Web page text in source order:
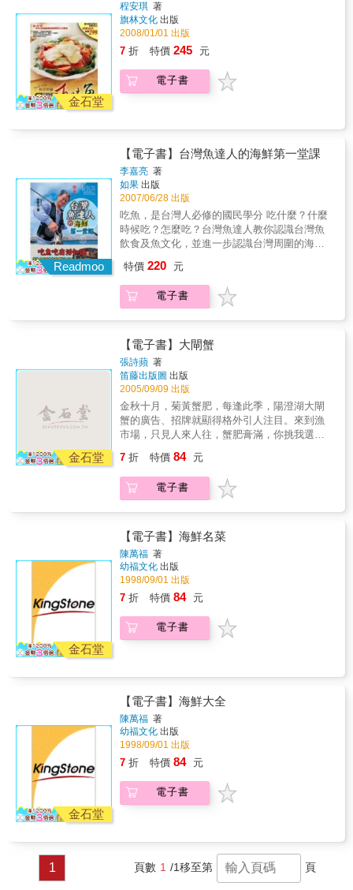
金石堂
程安琪 著
旗林文化 出版
2008/01/01 出版
7 折 特價 245 元
電子書
Readmoo
【電子書】台灣魚達人的海鮮第一堂課
李嘉亮 著
如果 出版
2007/06/28 出版
吃魚，是台灣人必修的國民學分 吃什麼？什麼
時候吃？怎麼吃？台灣魚達人教你認識台灣魚
飲食及魚文化，並進一步認識台灣周圍的海
……」在早年閩南地區的先民們憑藉豐富的海
上活動經驗留下來的美味排行榜中，排名第一
的午仔每年秋末至春天最為美味，肉質柔軟、
初，東北季風剛剛刮起的時候，宜蘭海邊沙灘
上密密麻麻全是釣友們在拋竿，那就是春籽最
肥美的季節了，春籽是台灣少數還有產量的石
首魚科，而且幾乎沒有養殖魚，喜歡嚐鮮的人
將魚肉配合新鮮的魚鰾一起紅燒，適當的膠質
溶於湯汁中，可以提高魚肉的美味。此外，近
年因遠洋漁業興起而產生的鮪魚及油魚子熱
潮、受日本文化影響開始流行的吃河魨，台灣
人餐桌上魚類料理的發展及變化、吃魚選魚的
味或是新興的飲食潮流，本書中都有明確的解
說和建議。 吃魚，其實真的是認識台灣四周海
洋的第一步，也是最有趣的一步。只要通過正
立一個有趣而實用的「台灣魚博物學」，和認
識做為魚類棲息地的台灣四周海洋，可以說一
點都不困難。 吃魚吃出活知識！這是全民吃魚
的基礎能力手冊，也是讓你變成魚通的第一本
書。
特價 220 元
電子書
金石堂
【電子書】大閘蟹
張詩蘋 著
笛藤出版圖 出版
2005/09/09 出版
金秋十月，菊黃蟹肥，每逢此季，陽澄湖大閘
蟹的廣告、招牌就顯得格外引人注目。來到漁
市場，只見人來人往，蟹肥膏滿，你挑我選，
酒黃蟹紅，你品我嚐，喝暈了頭，嚼破了舌，
個個欲罷不能&hellip;&hellip;。 & 自古以來，
千年蟹史，文人墨客，食蟹詠蟹，有借蟹作詩
來為蟹湊熱鬧，作詩不能，賦詞不會，只好來
點實在的，和大家談談名聞遐邇的陽澄湖大閘
蟹，教教大家怎麼選大閘蟹？怎麼煮蟹？怎麼
吃蟹？還有大閘蟹從哪裡來？大閘蟹又是怎麼
長大？為食蟹者增添樂趣；為愛蟹者加深熱
情。總之，就是希望讓讀者在食蟹之餘增加一
些趣味與知識。本書在採訪、攝影、編輯過程
中得到了昆山巴城漁業養殖場場長趙彩娣先
助，在此，深表感謝。
7 折 特價 84 元
電子書
金石堂
【電子書】海鮮名菜
陳萬福 著
幼福文化 出版
1998/09/01 出版
7 折 特價 84 元
電子書
金石堂
【電子書】海鮮大全
陳萬福 著
幼福文化 出版
1998/09/01 出版
7 折 特價 84 元
電子書
1 頁數 1 /1移至第 頁